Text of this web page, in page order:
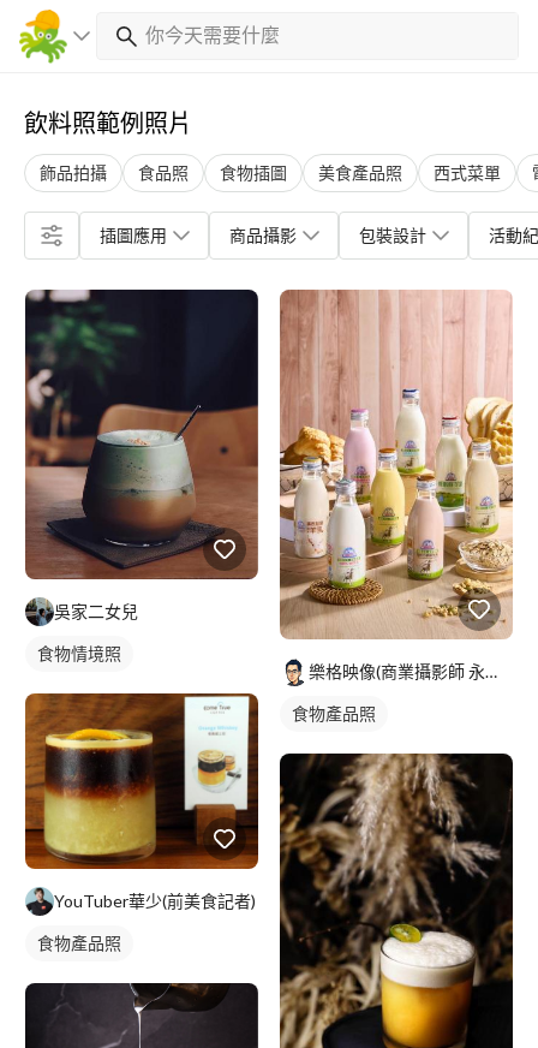
飲料照範例照片
飾品拍攝 食品照 食物插圖 美食產品照 西式菜單
插圖應用 商品攝影 包裝設計 活動
吳家二女兒
食物情境照
YouTuber華少(前美食記者)
食物產品照
樂格映像(商業攝影師 永逢Nick)
食物產品照